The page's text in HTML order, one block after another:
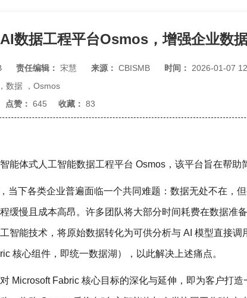
数据工程平台Osmos，增强企业数
责任编辑： 宋慧 来源： CBISMB 时间： 2026-01-07
， 数据 ， Osmos
点赞： 645 收藏： 83
能体式人工智能数据工程平台 Osmos，该平台旨在帮助
当下各类企业普遍面临一个共同难题：数据无处不在，
缓慢且成本高昂。许多团队将大部分时间耗费在数据准
智能技术，将原始数据转化为可供分析与 AI 模型直接
核心组件，即统一数据湖），以此解决上述痛点。
Microsoft Fabric 核心目标的深化与延伸，即为客户打